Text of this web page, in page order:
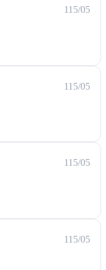
115/05
115/05
115/05
115/05